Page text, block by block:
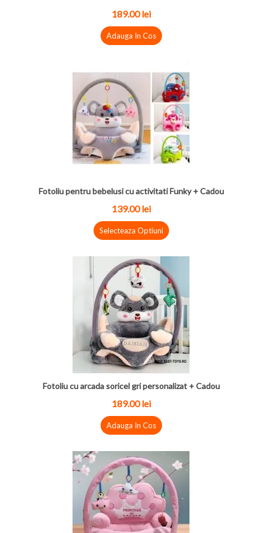
189.00 lei
Adauga In Cos
Fotoliu pentru bebelusi cu activitati Funky + Cadou
139.00 lei
Selecteaza Optiuni
Fotoliu cu arcada soricel gri personalizat + Cadou
189.00 lei
Adauga In Cos